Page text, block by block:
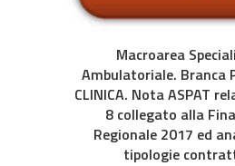
Macroarea
Ambulatoriale. Branca
CLINICA. Nota ASPAT
8 collegato alla
Regionale 2017 ed
tipologie